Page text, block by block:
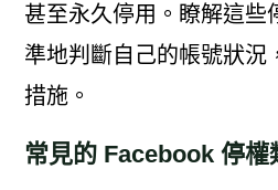
甚至永久停用。瞭解這些
準地判斷自己的帳號狀況
措施。
常見的 Facebook 停權